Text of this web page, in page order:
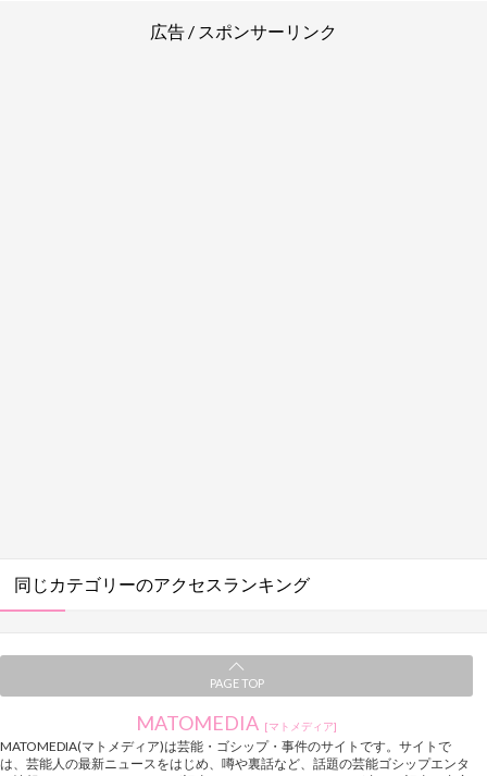
広告 / スポンサーリンク
同じカテゴリーのアクセスランキング
PAGE TOP
MATOMEDIA [マトメディア]
MATOMEDIA(マトメディア)は芸能・ゴシップ・事件のサイトです。サイトで
は、芸能人の最新ニュースをはじめ、噂や裏話など、話題の芸能ゴシップエンタ